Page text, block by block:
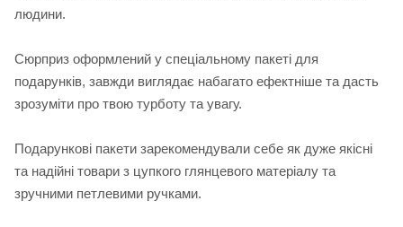
людини.
Сюрприз оформлений у спеціальному пакеті для
подарунків, завжди виглядає набагато ефектніше та дасть
зрозуміти про твою турботу та увагу.
Подарункові пакети зарекомендували себе як дуже якісні
та надійні товари з цупкого глянцевого матеріалу та
зручними петлевими ручками.